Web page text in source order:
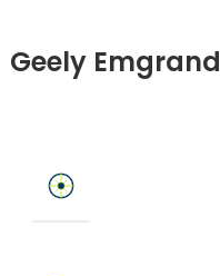
Geely